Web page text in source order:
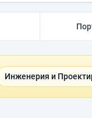
Инженерия и